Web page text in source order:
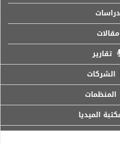
دراسات
مقالات
تقارير
الشركات
المنظمات
الميديا